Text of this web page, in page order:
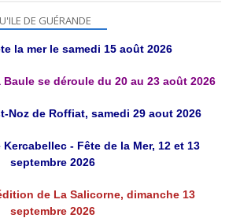
DE GUÉRANDE
la mer le samedi 15 août 2026
Baule se déroule du 20 au 23 août 2026
Noz de Roffiat, samedi 29 aout 2026
- Fête de la Mer, 12 et 13
septembre 2026
de La Salicorne, dimanche 13
septembre 2026